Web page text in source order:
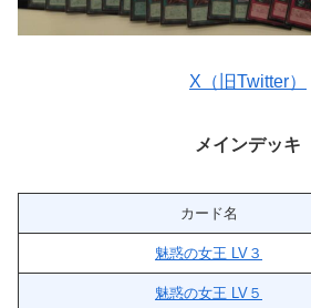
X（旧Twitter）
メインデッキ
カード名
魅惑の女王 LV３
魅惑の女王 LV５